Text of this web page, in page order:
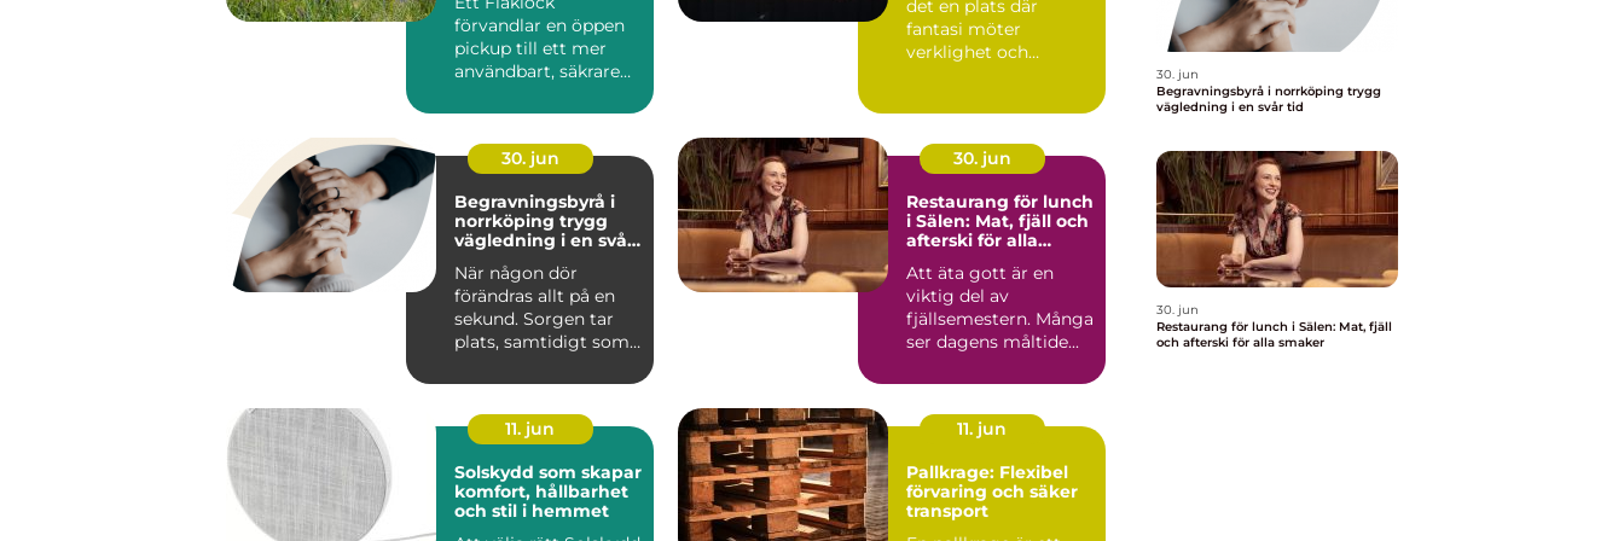
förvandlar en öppen
pickup till ett mer
användbart, säkrare
lastutrymme. Gen...
det en plats där
fantasi möter
verklighet och
30. jun
Begravningsbyrå i
norrköping trygg
vägledning i en svår
När någon dör
förändras allt på en
sekund. Sorgen tar
plats, samtidigt som
kräver s...
30. jun
Restaurang för lunch
i Sälen: Mat, fjäll och
afterski för alla
Att äta gott är en
viktig del av
fjällsemestern. Många
ser dagens måltide...
11. jun
Solskydd som skapar
komfort, hållbarhet
och stil i hemmet
11. jun
Pallkrage: Flexibel
förvaring och säker
transport
30. jun
Begravningsbyrå i norrköping trygg
vägledning i en svår tid
30. jun
Restaurang för lunch i Sälen: Mat, fjäll
och afterski för alla smaker